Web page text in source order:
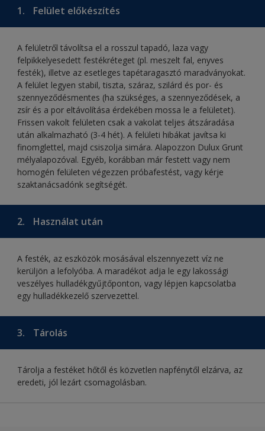
1. Felület előkészítés
A felületről távolítsa el a rosszul tapadó, laza vagy
felpikkelyesedett festékréteget (pl. meszelt fal, enyves
festék), illetve az esetleges tapétaragasztó maradványokat.
A felület legyen stabil, tiszta, száraz, szilárd és por- és
szennyeződésmentes (ha szükséges, a szennyeződések, a
zsír és a por eltávolítása érdekében mossa le a felületet).
Frissen vakolt felületen csak a vakolat teljes átszáradása
után alkalmazható (3-4 hét). A felületi hibákat javítsa ki
finomglettel, majd csiszolja simára. Alapozzon Dulux Grunt
mélyalapozóval. Egyéb, korábban már festett vagy nem
homogén felületen végezzen próbafestést, vagy kérje
szaktanácsadónk segítségét.
2. Használat után
A festék, az eszközök mosásával elszennyezett víz ne
kerüljön a lefolyóba. A maradékot adja le egy lakossági
veszélyes hulladékgyűjtőponton, vagy lépjen kapcsolatba
egy hulladékkezelő szervezettel.
3. Tárolás
Tárolja a festéket hőtől és közvetlen napfénytől elzárva, az
eredeti, jól lezárt csomagolásban.